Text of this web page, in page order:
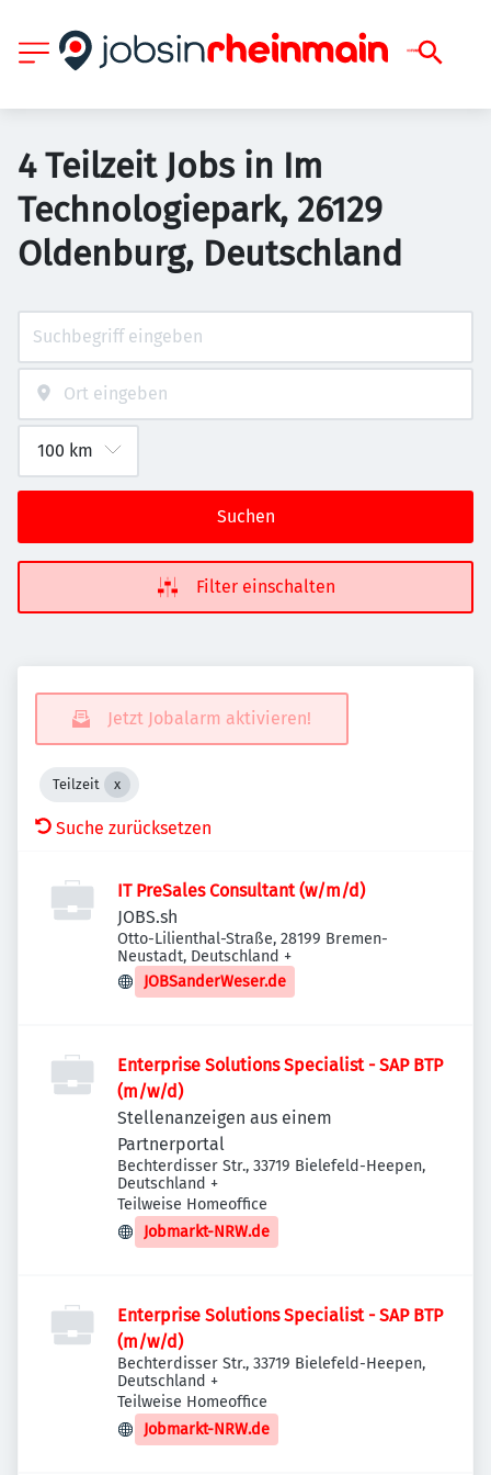
4 Teilzeit Jobs in Im
Technologiepark, 26129
Oldenburg, Deutschland
Suchen
Filter einschalten
Jetzt Jobalarm aktivieren!
Teilzeit
Suche zurücksetzen
IT PreSales Consultant (w/m/d)
JOBS.sh
Otto-Lilienthal-Straße, 28199 Bremen-
Neustadt, Deutschland +
JOBSanderWeser.de
Enterprise Solutions Specialist - SAP BTP
(m/w/d)
Stellenanzeigen aus einem
Partnerportal
Bechterdisser Str., 33719 Bielefeld-Heepen,
Deutschland +
Teilweise Homeoffice
Jobmarkt-NRW.de
Enterprise Solutions Specialist - SAP BTP
(m/w/d)
Bechterdisser Str., 33719 Bielefeld-Heepen,
Deutschland +
Teilweise Homeoffice
Jobmarkt-NRW.de